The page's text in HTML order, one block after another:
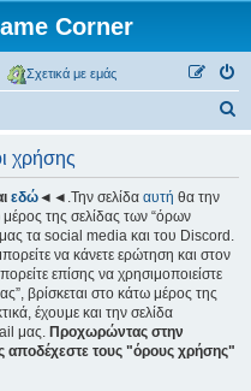
Corner
Σχετικά με εμάς
χρήσης
εδώ◄◄.Την σελίδα αυτή θα την
της σελίδας των “όρων
τα social media και του Discord.
να κάνετε ερώτηση και στον
επίσης να χρησιμοποιείστε
βρίσκεται στο κάτω μέρος της
έχουμε και την σελίδα
μας. Προχωρώντας στην
αποδέχεστε τους "όρους χρήσης"